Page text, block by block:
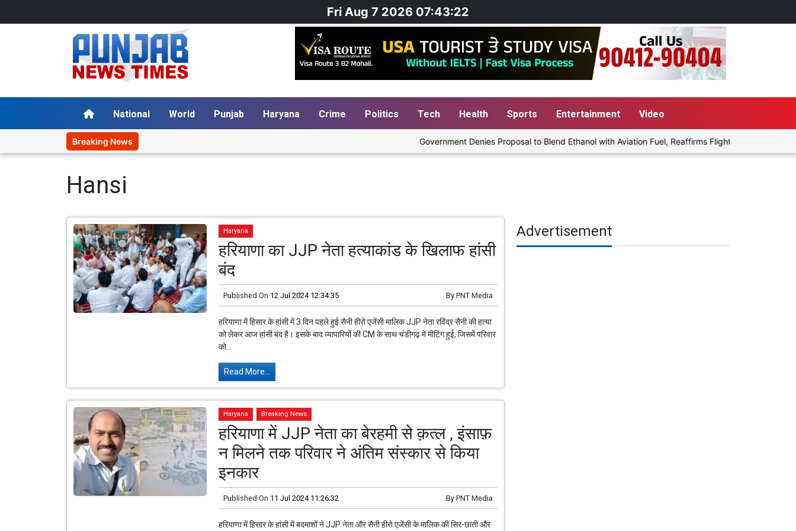
Fri Aug 7 2026 07:43:23
National World Punjab Haryana Crime Politics Tech Health Sports Entertainment Video
Breaking News Government Denies Proposal to Blend Ethanol with Aviation Fuel, Reaffirms Flight Safety Focus
Hansi
Haryana
हरियाणा का JJP नेता हत्याकांड के खिलाफ हांसी
बंद
Published On 12 Jul 2024 12:34:35 By PNT Media
हरियाणा में हिसार के हांसी में 3 दिन पहले हुई सैनी हीरो एजेंसी मालिक JJP नेता रविंद्र सैनी की हत्या
को लेकर आज हांसी बंद है। इसके बाद व्यापारियों की CM के साथ चंडीगढ़ में मीटिंग हुई, जिसमें परिवार
को...
Read More...
Haryana Breaking News
हरियाणा में JJP नेता का बेरहमी से क़त्ल , इंसाफ़
न मिलने तक परिवार ने अंतिम संस्कार से किया
इनकार
Published On 11 Jul 2024 11:26:32 By PNT Media
हरियाणा में हिसार के हांसी में बदमाशों ने JJP नेता और सैनी हीरो एजेंसी के मालिक की सिर-छाती और
Advertisement